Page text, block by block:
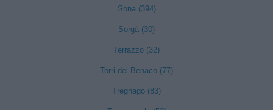
Sona (394)
Sorgà (30)
Terrazzo (32)
Torri del Benaco (77)
Tregnago (83)